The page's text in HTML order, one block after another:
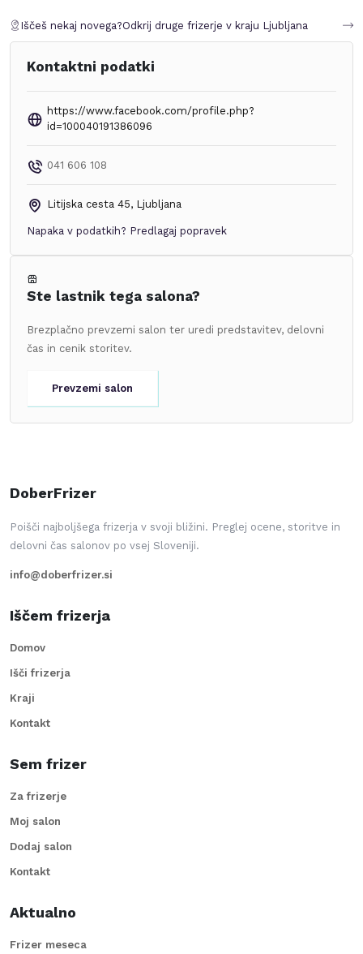
Iščeš nekaj novega?Odkrij druge frizerje v kraju Ljubljana
Kontaktni podatki
https://www.facebook.com/profile.php?
id=100040191386096
041 606 108
Litijska cesta 45, Ljubljana
Napaka v podatkih? Predlagaj popravek
Ste lastnik tega salona?
Brezplačno prevzemi salon ter uredi predstavitev, delovni
čas in cenik storitev.
Prevzemi salon
DoberFrizer
Poišči najboljšega frizerja v svoji bližini. Preglej ocene, storitve in
delovni čas salonov po vsej Sloveniji.
info@doberfrizer.si
Iščem frizerja
Domov
Išči frizerja
Kraji
Kontakt
Sem frizer
Za frizerje
Moj salon
Dodaj salon
Kontakt
Aktualno
Frizer meseca